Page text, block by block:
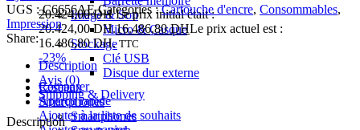
Image & Son
Micro & Casque
Stockage
Clé USB
Disque dur externe
Réseaux
Smartphones
Smartphones
20.424,00DH Le prix initial était :
20.424,00 DH.16.486,80DHLe prix actuel est :
16.486,80 DH. TTC
-23%
Comparer
Aperçu rapide
Ajouter à la liste de souhaits
UGS :C6656AECatégories : Cartouche d'encre, Consommables,
Impression
Share:
Description
Avis (0)
Shipping & Delivery
Description